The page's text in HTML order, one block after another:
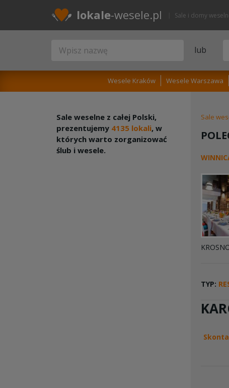
lokale-wesele.pl Sale i domy
lub
Wesele Kraków Wesele Warszawa
Sale
TYP:
Sale weselne z całej Polski,
prezentujemy 4135 lokali, w
których warto zorganizować
ślub i wesele.